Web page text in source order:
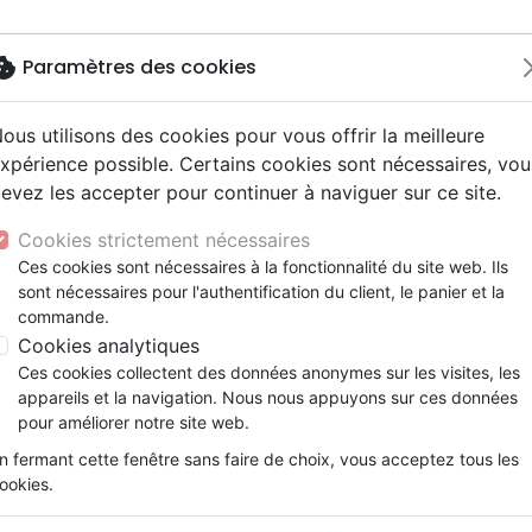
NouveautésBibles
courant
Français fondamental
Autres versions
Bibles d'étude
Bibles audio
Livres
société, politique
adoration, louange
santé
Famille, couple
Israël, Messianique
Evangelisation
Témoignages, biographies
Jeunesse
ans
jeunes
Enseignement jeunesse
Livres d'activités
CD Jeunesse
Hip-hop
Noël, Musique de fête
Jeunesse
Compilations
vraies, témoignages
reportages
Concerts, spectacles
Enseignement, conférences
cadeaux
Accessoires de Bible
: Par page :
Paramètres des cookies
utilisons des cookies pour vous offrir la meilleure
possible. Certains cookies sont nécessaires,
les accepter pour continuer à naviguer sur ce site.
Cookies strictement nécessaires
Ces cookies sont nécessaires à la fonctionnalité du site web. Ils
sont nécessaires pour l'authentification du client, le panier et la
commande.
Cookies analytiques
Ces cookies collectent des données anonymes sur les visites, les
appareils et la navigation. Nous nous appuyons sur ces données
pour améliorer notre site web.
fermant cette fenêtre sans faire de choix, vous acceptez tous les